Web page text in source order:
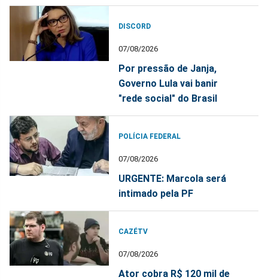
DISCORD
07/08/2026
Por pressão de Janja,
Governo Lula vai banir
"rede social" do Brasil
POLÍCIA FEDERAL
07/08/2026
URGENTE: Marcola será
intimado pela PF
CAZÉTV
07/08/2026
Ator cobra R$ 120 mil de